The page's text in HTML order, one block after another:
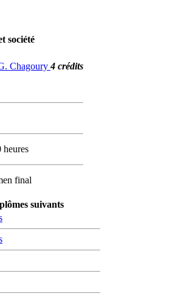
société
Chagoury4 crédits
heures
final
suivants